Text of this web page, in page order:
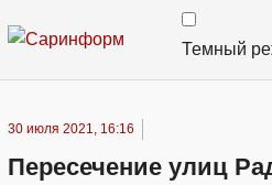
Темный
30 июля 2021, 16:16
Пересечение улиц